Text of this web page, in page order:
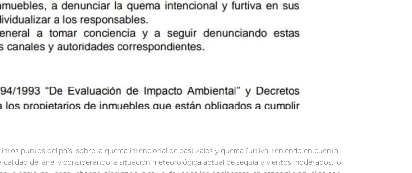
puntos del país, sobre la quema intencional de pastizales y quema furtiva, teniendo en cuenta
del aire, y considerando la situación meteorológica actual de sequía y vientos moderados, lo